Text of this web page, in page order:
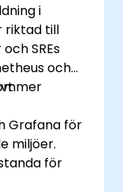
i
riktad till
SREs
och
Grafana för
miljöer.
för